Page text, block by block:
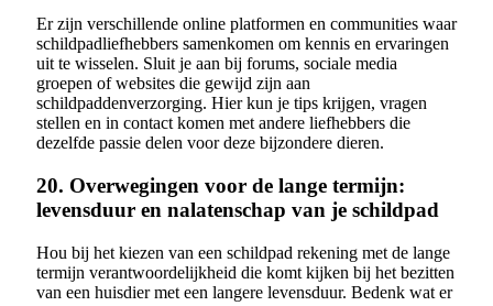
Er zijn verschillende online platformen en communities waar
schildpadliefhebbers samenkomen om kennis en ervaringen
uit te wisselen. Sluit je aan bij forums, sociale media
groepen of websites die gewijd zijn aan
schildpaddenverzorging. Hier kun je tips krijgen, vragen
stellen en in contact komen met andere liefhebbers die
dezelfde passie delen voor deze bijzondere dieren.
20. Overwegingen voor de lange termijn:
levensduur en nalatenschap van je schildpad
Hou bij het kiezen van een schildpad rekening met de lange
termijn verantwoordelijkheid die komt kijken bij het bezitten
van een huisdier met een langere levensduur. Bedenk wat er